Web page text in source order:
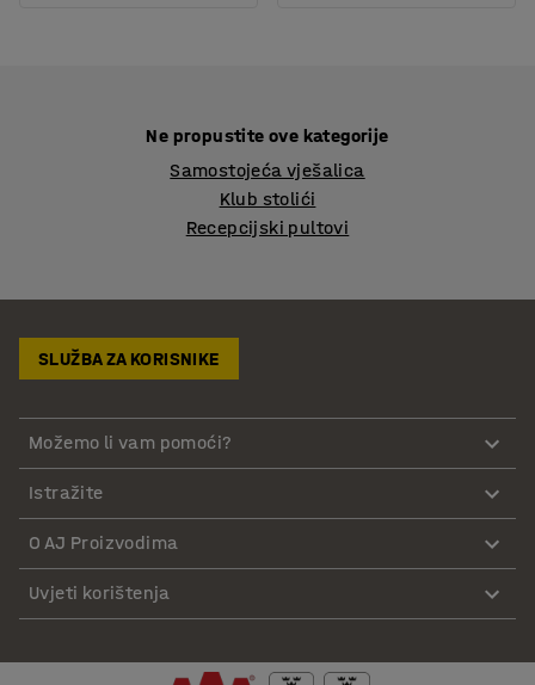
Ne propustite ove kategorije
Samostojeća vješalica
Klub stolići
Recepcijski pultovi
SLUŽBA ZA KORISNIKE
Možemo li vam pomoći?
Istražite
O AJ Proizvodima
Uvjeti korištenja